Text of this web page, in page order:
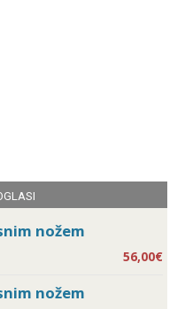
nožem
56,00€
nožem